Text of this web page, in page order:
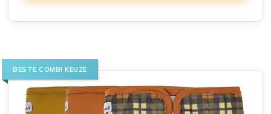
BESTE COMBI KEUZE